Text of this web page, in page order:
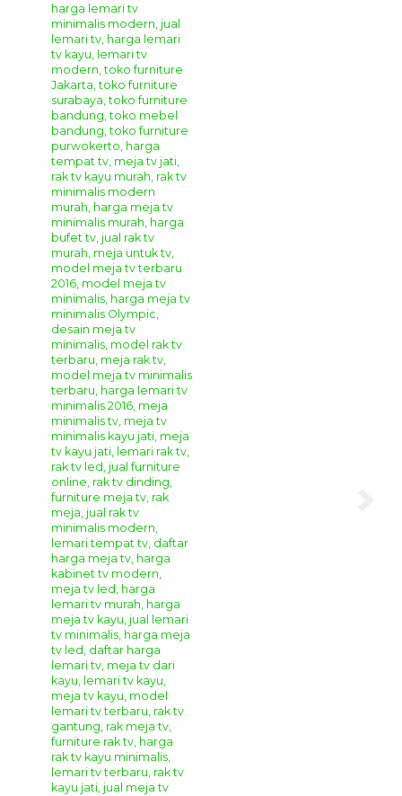
Bufet Klasik Modern Terbaru
Anda bisa berbelanja online produk
tempat kami karena kami menyediakan berbagai jenis
mebel disini dengan harga terjangkau dibandingkan
dengan toko online mebel lain di Jepara dengan kualitas
yang bagus dan terjamin. Anda juga dapat memesan
furniture custom yang sesuai dengan kebutuhan rumah dan
selera anda di tempat kami. Segera hubungi
Kamiuntuk informasi dan pemesanan, serta dapatkan
semua produk mebel berkualitas hanya di
Furniture
SpesifikasiBufet Klasik Modern Terbaru Victory
Bahan Baku Utama : Kayu Mahoni Grade A
Aplikasi Finishing : Duco Kombinasi
Permintaan)
DimensiBufet Klasik Modern Terbaru Victory
Ukuran : 160 x 50 x 80 cm
Anda juga dapat melihat produk
bufet model yang lain :
Bufet Jati Klasik Model Kolonial
Bufet Klasik Mewah Millena
Bufet Jati Minimalis Terbaru Jepara
Cara Pemesanan Dan Pembelian Produk
Furniture
Silahkan menghubungi kontak kami yang sudah tertera di
bagian atas dan bawah pada website kami ini, kami sudah
menyediakan beberapa metode pemesanan dan
pembayaran untuk memudahkan anda dalam
mendapatkan produk mebel jepara yang anda inginkan.